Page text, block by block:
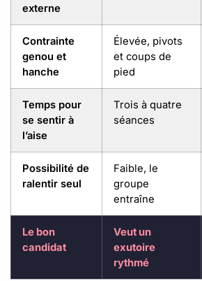
externe
Contrainte
genou et
hanche
Élevée, pivots
et coups de
pied
Temps pour
se sentir à
l’aise
Trois à quatre
séances
Possibilité de
ralentir seul
Faible, le
groupe
entraîne
Le bon
candidat
Veut un
exutoire
rythmé